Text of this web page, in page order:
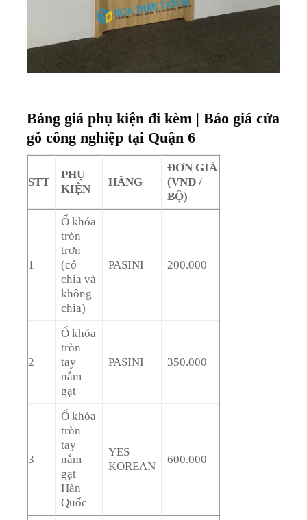
Bảng giá phụ kiện đi kèm | Báo giá cửa
gỗ công nghiệp tại Quận 6
STT
PHỤ
KIỆN
HÃNG
ĐƠN GIÁ
(VNĐ /
BỘ)
1
Ổ khóa
tròn
trơn
(có
chìa và
không
chìa)
PASINI 200.000
2
Ổ khóa
tròn
tay
nắm
gạt
PASINI 350.000
3
Ổ khóa
tròn
tay
nắm
gạt
Hàn
Quốc
YES
KOREAN
600.000